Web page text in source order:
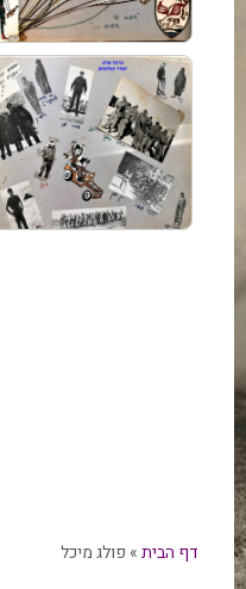
דף הבית» פולג מיכל